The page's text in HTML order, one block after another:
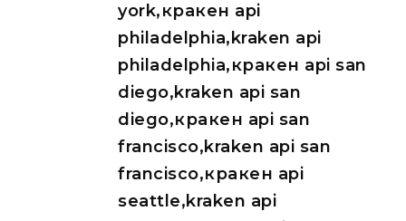
york,кракен api
philadelphia,kraken api
philadelphia,кракен api san
diego,kraken api san
diego,кракен api san
francisco,kraken api san
francisco,кракен api
seattle,kraken api